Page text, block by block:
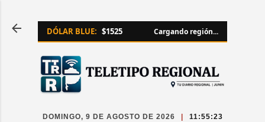
DÓLAR BLUE: $1525 Cargando región...
DOMINGO, 9 DE AGOSTO DE 2026 11:55:23